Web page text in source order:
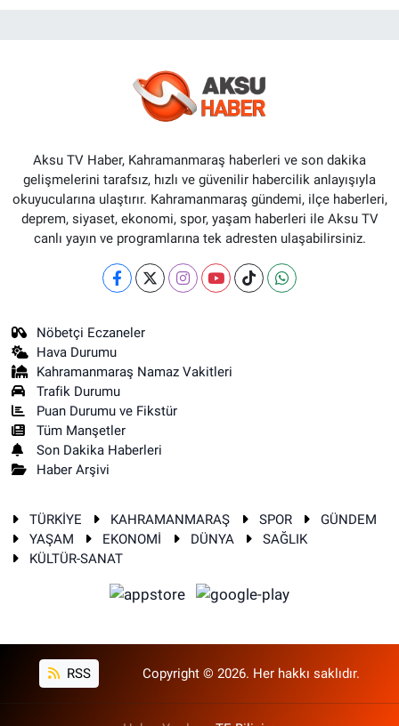
Aksu TV Haber, Kahramanmaraş haberleri ve son dakika
gelişmelerini tarafsız, hızlı ve güvenilir habercilik anlayışıyla
okuyucularına ulaştırır. Kahramanmaraş gündemi, ilçe haberleri,
deprem, siyaset, ekonomi, spor, yaşam haberleri ile Aksu TV
canlı yayın ve programlarına tek adresten ulaşabilirsiniz.
Nöbetçi Eczaneler
Hava Durumu
Kahramanmaraş Namaz Vakitleri
Trafik Durumu
Puan Durumu ve Fikstür
Tüm Manşetler
Son Dakika Haberleri
Haber Arşivi
TÜRKİYE KAHRAMANMARAŞ SPOR
GÜNDEM
YAŞAM
EKONOMİ DÜNYA
SAĞLIK
KÜLTÜR-SANAT
RSS Copyright © 2026. Her hakkı saklıdır.